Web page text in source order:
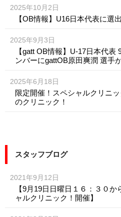
2025年10月2日
【OB情報】U16日本代表に選
2025年9月3日
【gatt OB情報】U-17日本代表
ンバーにgattOB原田爽潤 選手
2025年6月18日
限定開催！スペシャルクリニ
のクリニック！
スタッフブログ
2021年9月12日
【9月19日日曜日１６：３０
ャルクリニック！開催】